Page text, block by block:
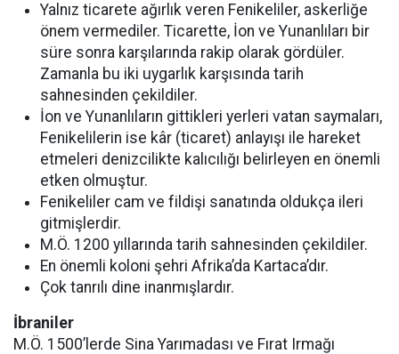
Yalnız ticarete ağırlık veren Fenikeliler, askerliğe
önem vermediler. Ticarette, İon ve Yunanlıları bir
süre sonra karşılarında rakip olarak gördüler.
Zamanla bu iki uygarlık karşısında tarih
sahnesinden çekildiler.
İon ve Yunanlıların gittikleri yerleri vatan saymaları,
Fenikelilerin ise kâr (ticaret) anlayışı ile hareket
etmeleri denizcilikte kalıcılığı belirleyen en önemli
etken olmuştur.
Fenikeliler cam ve fildişi sanatında oldukça ileri
gitmişlerdir.
M.Ö. 1200 yıllarında tarih sahnesinden çekildiler.
En önemli koloni şehri Afrika’da Kartaca’dır.
Çok tanrılı dine inanmışlardır.
İbraniler
M.Ö. 1500’lerde Sina Yarımadası ve Fırat Irmağı